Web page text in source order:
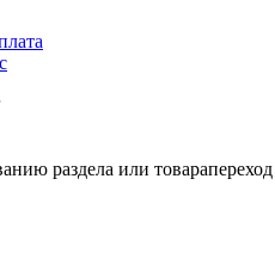
раздела или товара